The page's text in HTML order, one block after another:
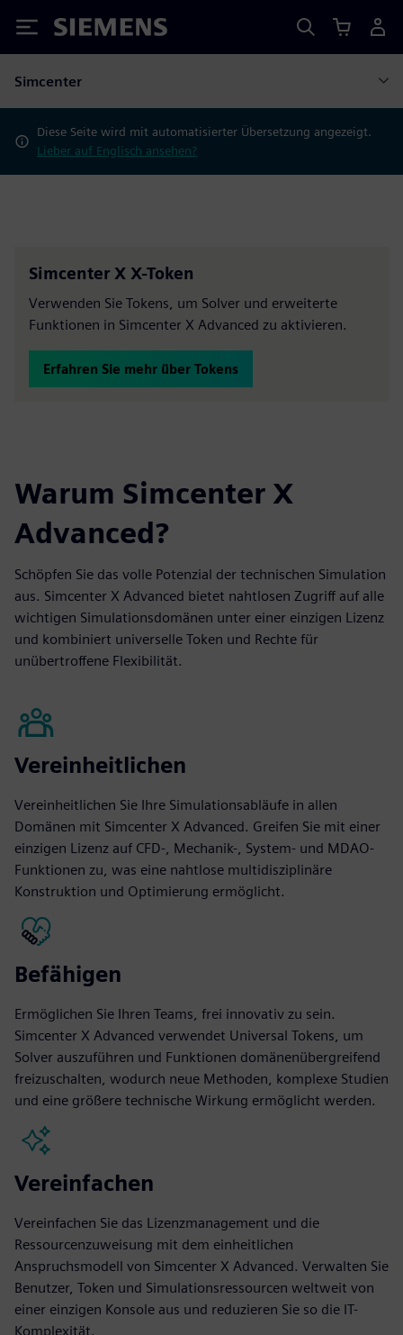
Siemens
Simcenter
Diese Seite wird mit automatisierter Übersetzung angezeigt.
Lieber auf Englisch ansehen?
Simcenter X X-Token
Verwenden Sie Tokens, um Solver und erweiterte
Funktionen in Simcenter X Advanced zu aktivieren.
Erfahren Sie mehr über Tokens
Warum Simcenter X
Advanced?
Schöpfen Sie das volle Potenzial der technischen Simulation
aus. Simcenter X Advanced bietet nahtlosen Zugriff auf alle
wichtigen Simulationsdomänen unter einer einzigen Lizenz
und kombiniert universelle Token und Rechte für
unübertroffene Flexibilität.
Vereinheitlichen
Vereinheitlichen Sie Ihre Simulationsabläufe in allen
Domänen mit Simcenter X Advanced. Greifen Sie mit einer
einzigen Lizenz auf CFD-, Mechanik-, System- und MDAO-
Funktionen zu, was eine nahtlose multidisziplinäre
Konstruktion und Optimierung ermöglicht.
Befähigen
Ermöglichen Sie Ihren Teams, frei innovativ zu sein.
Simcenter X Advanced verwendet Universal Tokens, um
Solver auszuführen und Funktionen domänenübergreifend
freizuschalten, wodurch neue Methoden, komplexe Studien
und eine größere technische Wirkung ermöglicht werden.
Vereinfachen
Vereinfachen Sie das Lizenzmanagement und die
Ressourcenzuweisung mit dem einheitlichen
Anspruchsmodell von Simcenter X Advanced. Verwalten Sie
Benutzer, Token und Simulationsressourcen weltweit von
einer einzigen Konsole aus und reduzieren Sie so die IT-
Komplexität.